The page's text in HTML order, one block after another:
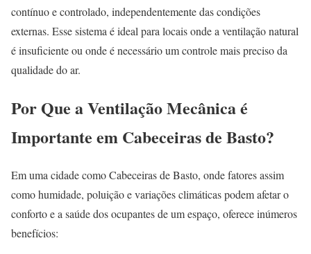
contínuo e controlado, independentemente das condições
externas. Esse sistema é ideal para locais onde a ventilação natural
é insuficiente ou onde é necessário um controle mais preciso da
qualidade do ar.
Por Que a Ventilação Mecânica é
Importante em Cabeceiras de Basto?
Em uma cidade como Cabeceiras de Basto, onde fatores assim
como humidade, poluição e variações climáticas podem afetar o
conforto e a saúde dos ocupantes de um espaço, oferece inúmeros
benefícios: